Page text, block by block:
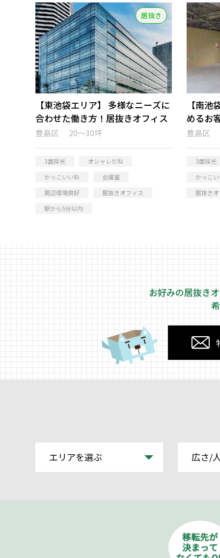
居抜き
【東池袋エリア】 多様なニーズに
合わせた働き方！居抜きオフィス
豊島区 20～30坪
3面採光
オシャレだね
かっこいいね
会議室
周辺環境良好
居抜きオフィス
駅から5分以内
【南
めるお
フィス
豊島区
3面採光
かっこ
居抜き
お好みの居抜き
エリアを選ぶ 広さ/